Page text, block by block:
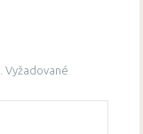
Vyžadované